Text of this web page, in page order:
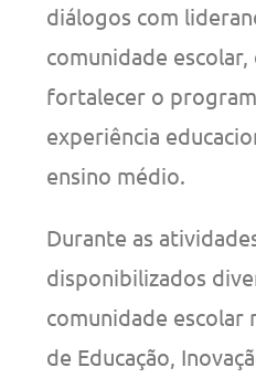
diálogos com
comunidade
fortalecer o
experiência
ensino médio.
Durante as
disponibilizados
comunidade escolar
de Educação,